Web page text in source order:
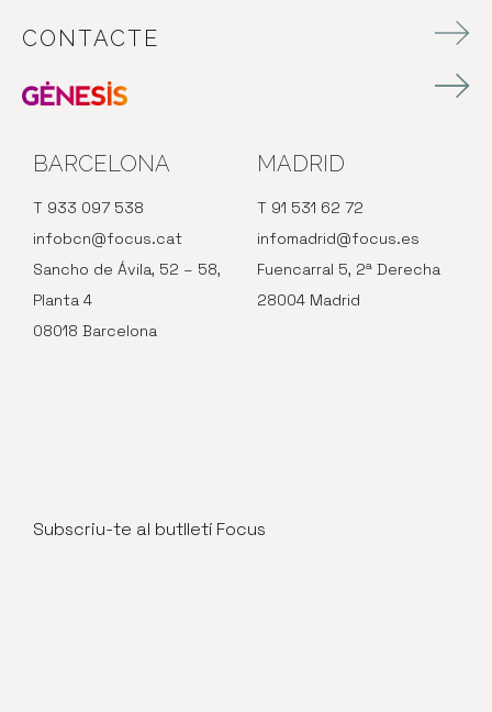
CONTACTE
BARCELONA
T 933 097 538
infobcn@focus.cat
Sancho de Ávila, 52 – 58,
Planta 4
08018 Barcelona
MADRID
T 91 531 62 72
infomadrid@focus.es
Fuencarral 5, 2ª Derecha
28004 Madrid
Subscriu-te al butlletí Focus